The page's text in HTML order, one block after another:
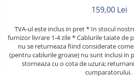
159,00 Lei
TVA-ul este inclus in pret * In stocul
furnizor livrare 1-4 zile * Cablurile taiate de
nu se returneaza fiind considerate
(pentru cablurile groase) nu sunt inclusi in
storneaza cu o cota de uzura;
cumparatorului.